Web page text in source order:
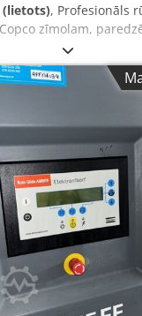
(lietots), Profesionāls
zīmolam,
montāžas līnijās
klases iekārta –
Tehniskie dati
gads: 2021 •
Dodpjyc Rvaefx
montāžai un sērijveida
skrūvgriezis
• Lādētājs Atlas
Lietots, darba
pazīmēm. Nav
rūpnieciskās līnijas.
montāža •
Ideāla alternatīva
zemākas izmaksas,